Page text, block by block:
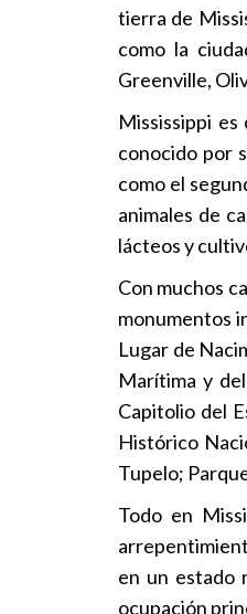
tierra de
como la
Greenville,
Mississippi
conocido por
como el
animales de
lácteos y
Con muchos
monumentos
Lugar de
Marítima y
Capitolio del
Histórico
Tupelo;
Todo en
en un estado
ocupación